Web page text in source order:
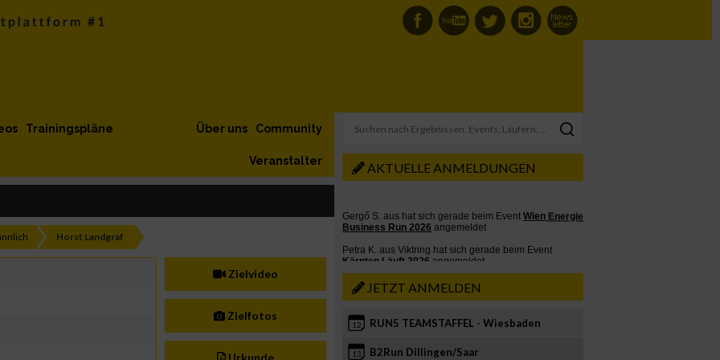
Trainingspläne Community
Über uns
Veranstalter
Horst Landgraf
Zielvideo
Zielfotos
Urkunde
AKTUELLE ANMELDUNGEN
JETZT ANMELDEN
12 RUN5 TEAMSTAFFEL - Wiesbaden
13 B2Run Dillingen/Saar